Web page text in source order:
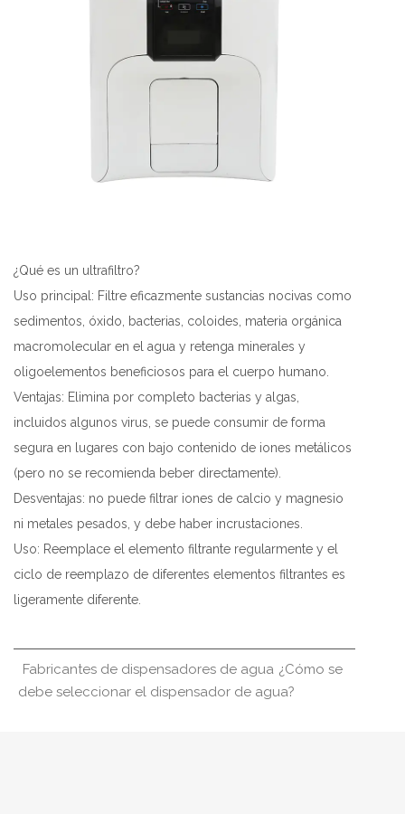
¿Qué es un ultrafiltro?
Uso principal: Filtre eficazmente sustancias nocivas como
sedimentos, óxido, bacterias, coloides, materia orgánica
macromolecular en el agua y retenga minerales y
oligoelementos beneficiosos para el cuerpo humano.
Ventajas: Elimina por completo bacterias y algas,
incluidos algunos virus, se puede consumir de forma
segura en lugares con bajo contenido de iones metálicos
(pero no se recomienda beber directamente).
Desventajas: no puede filtrar iones de calcio y magnesio
ni metales pesados, y debe haber incrustaciones.
Uso: Reemplace el elemento filtrante regularmente y el
ciclo de reemplazo de diferentes elementos filtrantes es
ligeramente diferente.
Fabricantes de dispensadores de agua ¿Cómo se
debe seleccionar el dispensador de agua?